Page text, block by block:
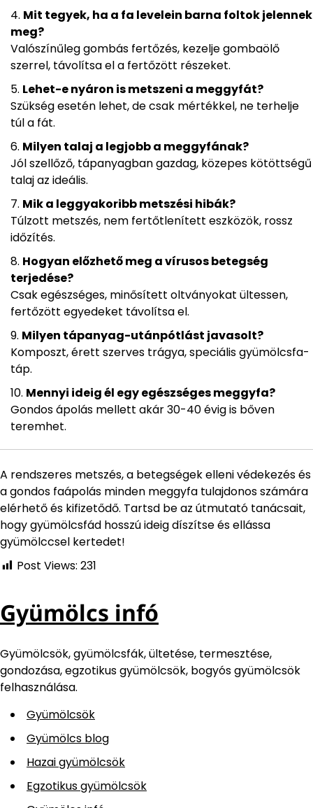
Mit tegyek, ha a fa levelein barna foltok jelennek
meg?
Valószínűleg gombás fertőzés, kezelje gombaölő
szerrel, távolítsa el a fertőzött részeket.
Lehet-e nyáron is metszeni a meggyfát?
Szükség esetén lehet, de csak mértékkel, ne terhelje
túl a fát.
Milyen talaj a legjobb a meggyfának?
Jól szellőző, tápanyagban gazdag, közepes kötöttségű
talaj az ideális.
Mik a leggyakoribb metszési hibák?
Túlzott metszés, nem fertőtlenített eszközök, rossz
időzítés.
Hogyan előzhető meg a vírusos betegség
terjedése?
Csak egészséges, minősített oltványokat ültessen,
fertőzött egyedeket távolítsa el.
Milyen tápanyag-utánpótlást javasolt?
Komposzt, érett szerves trágya, speciális gyümölcsfa-
táp.
Mennyi ideig él egy egészséges meggyfa?
Gondos ápolás mellett akár 30-40 évig is bőven
teremhet.
A rendszeres metszés, a betegségek elleni védekezés és
a gondos faápolás minden meggyfa tulajdonos számára
elérhető és kifizetődő. Tartsd be az útmutató tanácsait,
hogy gyümölcsfád hosszú ideig díszítse és ellássa
gyümölccsel kertedet!
Post Views: 231
Gyümölcs infó
Gyümölcsök, gyümölcsfák, ültetése, termesztése,
gondozása, egzotikus gyümölcsök, bogyós gyümölcsök
felhasználása.
Gyümölcsök
Gyümölcs blog
Hazai gyümölcsök
Egzotikus gyümölcsök